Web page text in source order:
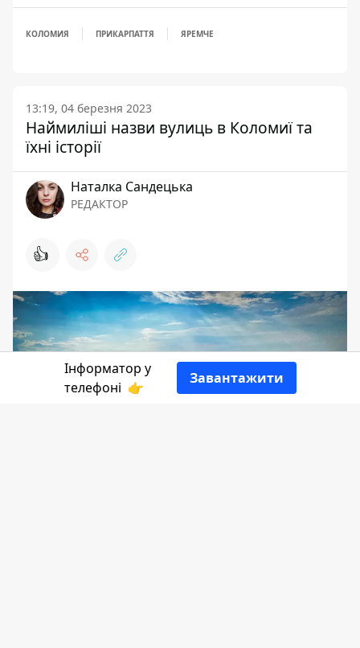
КОЛОМИЯ ПРИКАРПАТТЯ ЯРЕМЧЕ
13:19, 04 березня 2023
Наймиліші назви вулиць в Коломиї та
їхні історії
Наталка Сандецька
РЕДАКТОР
👍
Інформатор у
телефоні 👉
Завантажити